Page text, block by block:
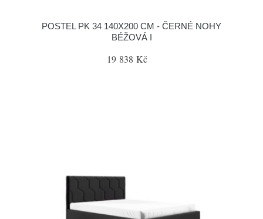
POSTEL PK 34 140X200 CM - ČERNÉ NOHY
BÉŽOVÁ I
19 838 Kč